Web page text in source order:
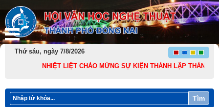
Thứ sáu, ngày 7/8/2026
NHIỆT LIỆT CHÀO MỪNG SỰ KIỆN THÀNH LẬP THÀNH PHỐ
Tìm